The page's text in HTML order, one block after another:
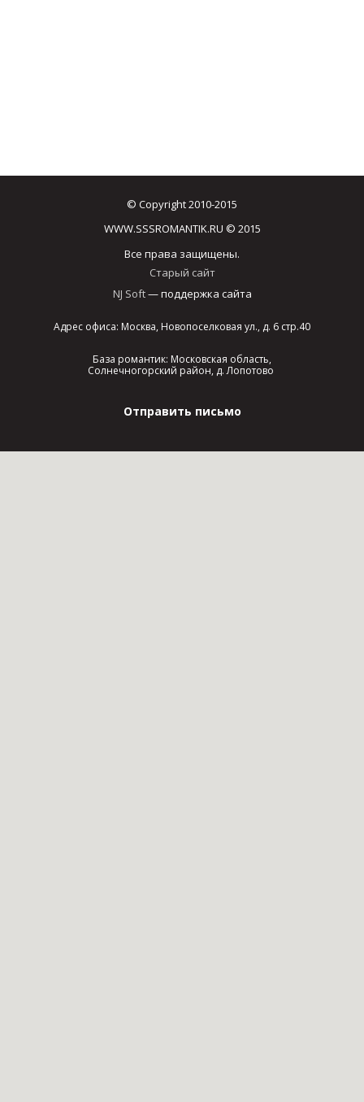
© Copyright 2010-2015
WWW.SSSROMANTIK.RU © 2015
Все права защищены.
Старый сайт
NJ Soft— поддержка сайта
Адрес офиса: Москва, Новопоселковая ул., д. 6 стр.40
База романтик: Московская область,
Солнечногорский район, д. Лопотово
Отправить письмо